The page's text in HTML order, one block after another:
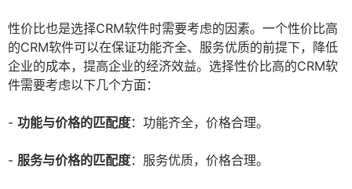
性价比也是选择CRM软件时需要考虑的因素。一个性价比高
的CRM软件可以在保证功能齐全、服务优质的前提下，降低
企业的成本，提高企业的经济效益。选择性价比高的CRM软
件需要考虑以下几个方面：
- 功能与价格的匹配度：功能齐全，价格合理。
- 服务与价格的匹配度：服务优质，价格合理。